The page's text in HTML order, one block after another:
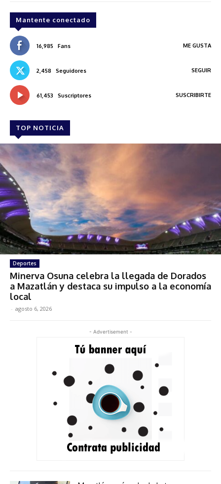
Mantente conectado
16,985 Fans ME GUSTA
2,458 Seguidores SEGUIR
61,453 Suscriptores SUSCRIBIRTE
TOP NOTICIA
Deportes
Minerva Osuna celebra la llegada de Dorados
a Mazatlán y destaca su impulso a la economía
local
- agosto 6, 2026
- Advertisement -